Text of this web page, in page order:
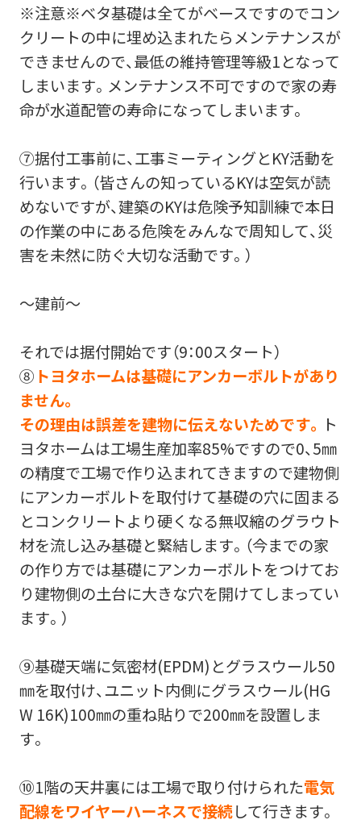
※注意※ベタ基礎は全てがベースですのでコン
クリートの中に埋め込まれたらメンテナンスが
できませんので、最低の維持管理等級1となって
しまいます。メンテナンス不可ですので家の寿
命が水道配管の寿命になってしまいます。
⑦据付工事前に、工事ミーティングとKY活動を
行います。（皆さんの知っているKYは空気が読
めないですが、建築のKYは危険予知訓練で本日
の作業の中にある危険をみんなで周知して、災
害を未然に防ぐ大切な活動です。）
～建前～
それでは据付開始です（9：00スタート）
⑧ トヨタホームは基礎にアンカーボルトがあり
ません。
その理由は誤差を建物に伝えないためです。 ト
ヨタホームは工場生産加率85%ですので0、5㎜
の精度で工場で作り込まれてきますので建物側
にアンカーボルトを取付けて基礎の穴に固まる
とコンクリートより硬くなる無収縮のグラウト
材を流し込み基礎と緊結します。（今までの家
の作り方では基礎にアンカーボルトをつけてお
り建物側の土台に大きな穴を開けてしまってい
ます。）
⑨基礎天端に気密材(EPDM)とグラスウール50
㎜を取付け、ユニット内側にグラスウール(HG
W 16K)100㎜の重ね貼りで200㎜を設置しま
す。
⑩1階の天井裏には工場で取り付けられた電気
配線をワイヤーハーネスで接続して行きます。